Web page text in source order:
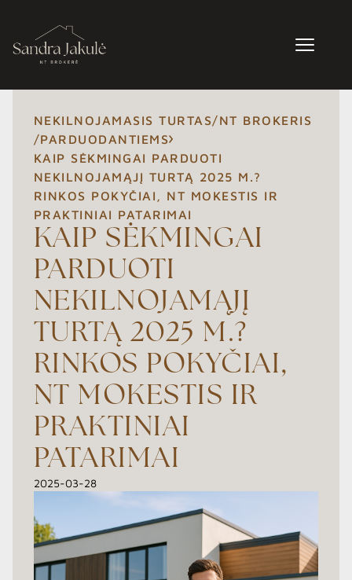
NEKILNOJAMASIS TURTAS/NT BROKERIS
/PARDUODANTIEMS
KAIP SĖKMINGAI PARDUOTI
NEKILNOJAMĄJĮ TURTĄ 2025 M.?
RINKOS POKYČIAI, NT MOKESTIS IR
PRAKTINIAI PATARIMAI
KAIP SĖKMINGAI
PARDUOTI
NEKILNOJAMĄJĮ
TURTĄ 2025 M.?
RINKOS POKYČIAI,
NT MOKESTIS IR
PRAKTINIAI
PATARIMAI
2025-03-28